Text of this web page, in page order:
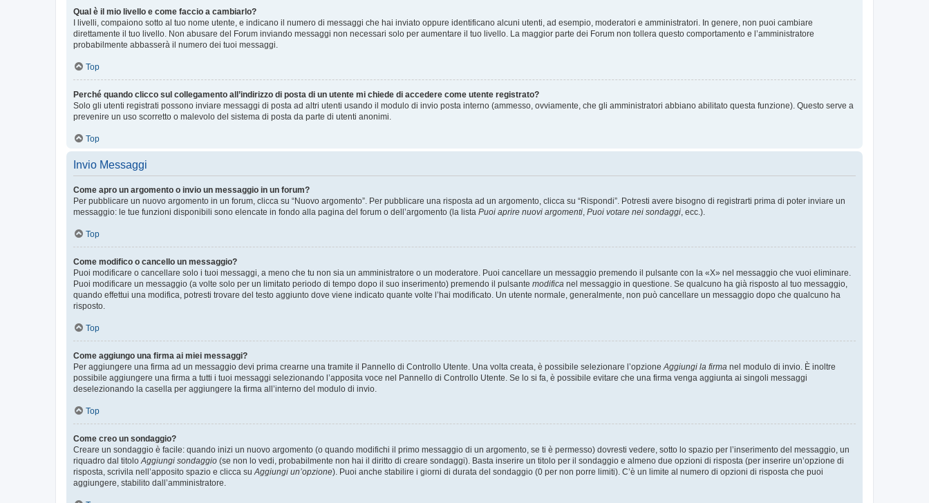
Qual è il mio livello e come faccio a cambiarlo?
I livelli, compaiono sotto al tuo nome utente, e indicano il numero di messaggi che hai inviato oppure identificano alcuni utenti, ad esempio, moderatori e amministratori. In genere, non puoi cambiare
direttamente il tuo livello. Non abusare del Forum inviando messaggi non necessari solo per aumentare il tuo livello. La maggior parte dei Forum non tollera questo comportamento e l’amministratore
probabilmente abbasserà il numero dei tuoi messaggi.
Top
Perché quando clicco sul collegamento all’indirizzo di posta di un utente mi chiede di accedere come utente registrato?
Solo gli utenti registrati possono inviare messaggi di posta ad altri utenti usando il modulo di invio posta interno (ammesso, ovviamente, che gli amministratori abbiano abilitato questa funzione). Questo serve a
prevenire un uso scorretto o malevolo del sistema di posta da parte di utenti anonimi.
Top
Invio Messaggi
Come apro un argomento o invio un messaggio in un forum?
Per pubblicare un nuovo argomento in un forum, clicca su “Nuovo argomento”. Per pubblicare una risposta ad un argomento, clicca su “Rispondi”. Potresti avere bisogno di registrarti prima di poter inviare un
messaggio: le tue funzioni disponibili sono elencate in fondo alla pagina del forum o dell’argomento (la lista Puoi aprire nuovi argomenti Puoi votare nei sondaggi , ecc.).
Top
Come modifico o cancello un messaggio?
Puoi modificare o cancellare solo i tuoi messaggi, a meno che tu non sia un amministratore o un moderatore. Puoi cancellare un messaggio premendo il pulsante con la «X» nel messaggio che vuoi eliminare.
Puoi modificare un messaggio (a volte solo per un limitato periodo di tempo dopo il suo inserimento) premendo il pulsante modifica nel messaggio in questione. Se qualcuno ha già risposto al tuo messaggio,
quando effettui una modifica, potresti trovare del testo aggiunto dove viene indicato quante volte l’hai modificato. Un utente normale, generalmente, non può cancellare un messaggio dopo che qualcuno ha
risposto.
Top
Come aggiungo una firma ai miei messaggi?
Per aggiungere una firma ad un messaggio devi prima crearne una tramite il Pannello di Controllo Utente. Una volta creata, è possibile selezionare l’opzione Aggiungi la firma nel modulo di invio. È inoltre
possibile aggiungere una firma a tutti i tuoi messaggi selezionando l’apposita voce nel Pannello di Controllo Utente. Se lo si fa, è possibile evitare che una firma venga aggiunta ai singoli messaggi
deselezionando la casella per aggiungere la firma all’interno del modulo di invio.
Top
Come creo un sondaggio?
Creare un sondaggio è facile: quando inizi un nuovo argomento (o quando modifichi il primo messaggio di un argomento, se ti è permesso) dovresti vedere, sotto lo spazio per l’inserimento del messaggio, un
riquadro dal titolo Aggiungi sondaggio (se non lo vedi, probabilmente non hai il diritto di creare sondaggi). Basta inserire un titolo per il sondaggio e almeno due opzioni di risposta (per inserire un’opzione di
risposta, scrivila nell’apposito spazio e clicca su Aggiungi un’opzione). Puoi anche stabilire i giorni di durata del sondaggio (0 per non porre limiti). C’è un limite al numero di opzioni di risposta che puoi
aggiungere, stabilito dall’amministratore.